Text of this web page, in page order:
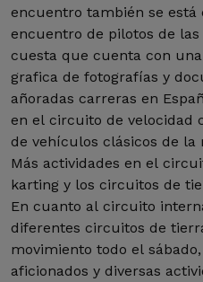
encuentro también se está
encuentro de pilotos de
cuesta que cuenta con
grafica de fotografías y
añoradas carreras en
en el circuito de velocidad
de vehículos clásicos de la
Más actividades en el
karting y los circuitos de
En cuanto al circuito
diferentes circuitos de
movimiento todo el
aficionados y diversas